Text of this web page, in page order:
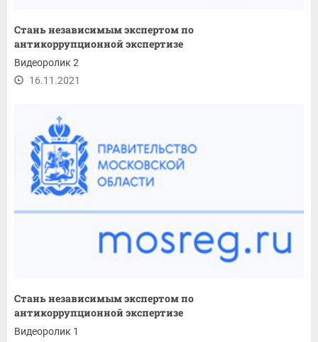
Стань независимым экспертом по
антикоррупционной экспертизе
Видеоролик 2
16.11.2021
Стань независимым экспертом по
антикоррупционной экспертизе
Видеоролик 1